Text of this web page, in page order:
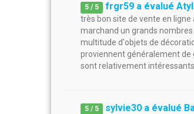
5 / 5 frgr59 a évalué
très bon site de vente en
marchand un grands nombres
multitude d'objets de
proviennent généralement de
sont relativement
5 / 5 sylvie30 a évalué